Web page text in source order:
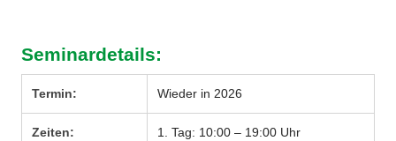
Seminardetails:
Termin: Wieder in 2026
Zeiten:
1. Tag: 10:00 – 19:00 Uhr